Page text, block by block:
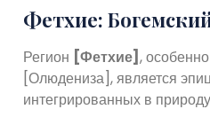
Фетхие:
Регион [Фетхие],
[Олюдениза], является
интегрированных в